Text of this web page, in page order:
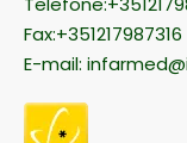
Fax:+351217987316
E-mail: